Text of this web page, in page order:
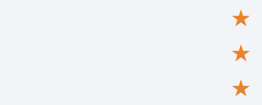
★
★
★